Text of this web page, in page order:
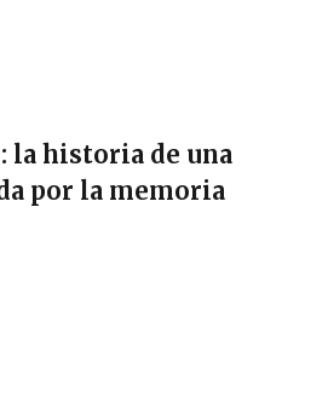
la historia de una
por la memoria